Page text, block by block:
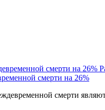
смерти на 26%
смерти